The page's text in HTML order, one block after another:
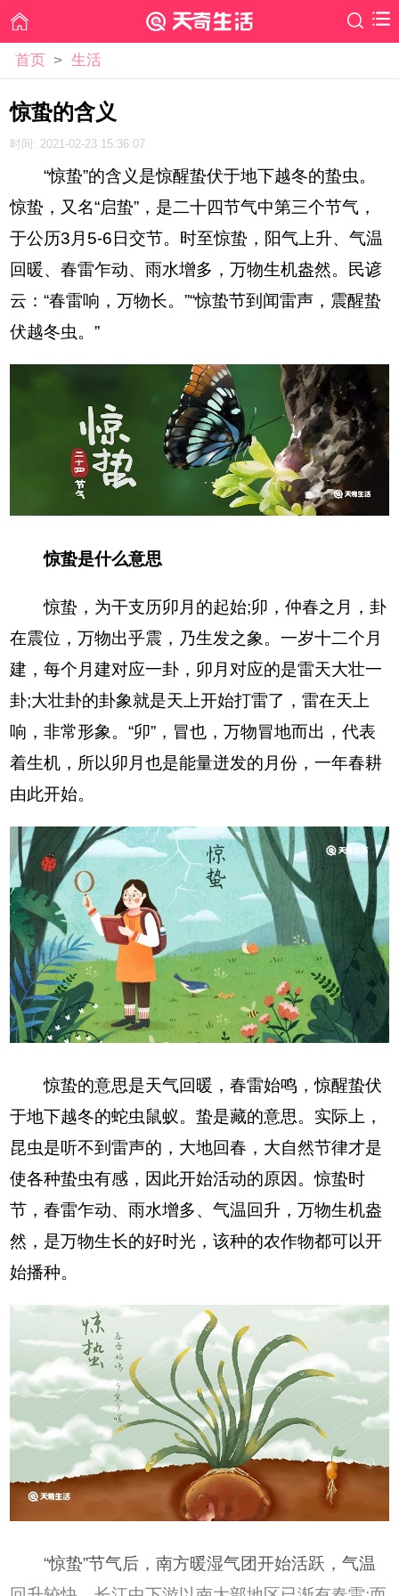
首页 > 生活
惊蛰的含义
时间: 2021-02-23 15:36:07
“惊蛰”的含义是惊醒蛰伏于地下越冬的蛰虫。
惊蛰，又名“启蛰”，是二十四节气中第三个节气，
于公历3月5-6日交节。时至惊蛰，阳气上升、气温
回暖、春雷乍动、雨水增多，万物生机盎然。民谚
云：“春雷响，万物长。”“惊蛰节到闻雷声，震醒蛰
伏越冬虫。”
惊蛰是什么意思
惊蛰，为干支历卯月的起始;卯，仲春之月，卦
在震位，万物出乎震，乃生发之象。一岁十二个月
建，每个月建对应一卦，卯月对应的是雷天大壮一
卦;大壮卦的卦象就是天上开始打雷了，雷在天上
响，非常形象。“卯”，冒也，万物冒地而出，代表
着生机，所以卯月也是能量迸发的月份，一年春耕
由此开始。
惊蛰的意思是天气回暖，春雷始鸣，惊醒蛰伏
于地下越冬的蛇虫鼠蚁。蛰是藏的意思。实际上，
昆虫是听不到雷声的，大地回春，大自然节律才是
使各种蛰虫有感，因此开始活动的原因。惊蛰时
节，春雷乍动、雨水增多、气温回升，万物生机盎
然，是万物生长的好时光，该种的农作物都可以开
始播种。
“惊蛰”节气后，南方暖湿气团开始活跃，气温